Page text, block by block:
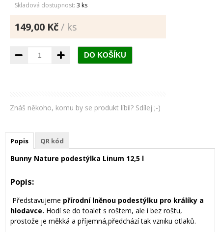
Skladová dostupnost: 3 ks
149,00 Kč/ ks
Znáš někoho, komu by se produkt líbil? Sdílej ;-)
Popis QR kód
Bunny Nature podestýlka Linum 12,5 l
Popis:
Představujeme přírodní lněnou podestýlku pro králíky a
hlodavce. Hodí se do toalet s roštem, ale i bez roštu,
prostože je měkká a příjemná,předchází tak vzniku otlaků.